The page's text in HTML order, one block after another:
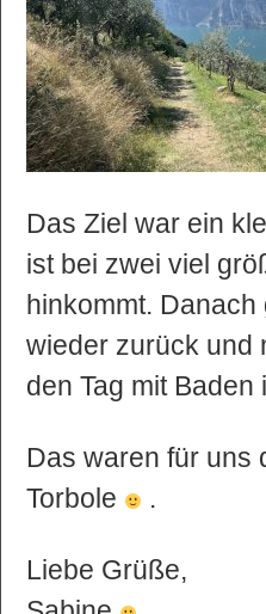
Das Ziel war ein
ist bei zwei viel
hinkommt.
wieder zurück und
den Tag mit Baden
Das waren für uns
Torbole
.
Liebe Grüße,